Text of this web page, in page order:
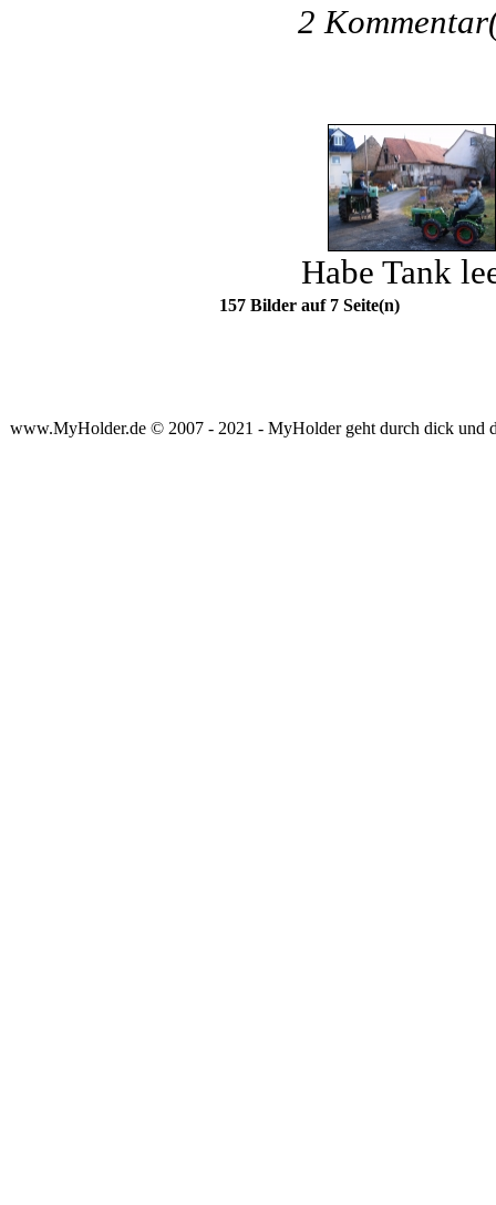
2
Habe Tank
157 Bilder auf 7 Seite(n)
www.MyHolder.de © 2007 - 2021 - MyHolder geht durch dick und